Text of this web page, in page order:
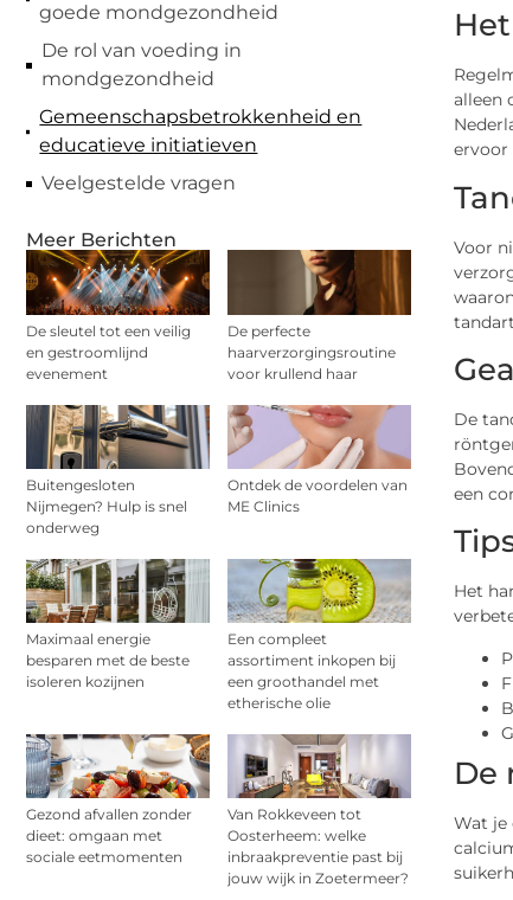
goede mondgezondheid
De rol van voeding in
mondgezondheid
Gemeenschapsbetrokkenheid en
educatieve initiatieven
Veelgestelde vragen
Meer Berichten
De sleutel tot een veilig
en gestroomlijnd
evenement
De perfecte
haarverzorgingsroutine
voor krullend haar
Buitengesloten
Nijmegen? Hulp is snel
onderweg
Ontdek de voordelen van
ME Clinics
Maximaal energie
besparen met de beste
isoleren kozijnen
Een compleet
assortiment inkopen bij
een groothandel met
etherische olie
Gezond afvallen zonder
dieet: omgaan met
sociale eetmomenten
Van Rokkeveen tot
Oosterheem: welke
inbraakpreventie past bij
jouw wijk in Zoetermeer?
alleen
ervoor
Voor
De
een
Het
De
Wat je